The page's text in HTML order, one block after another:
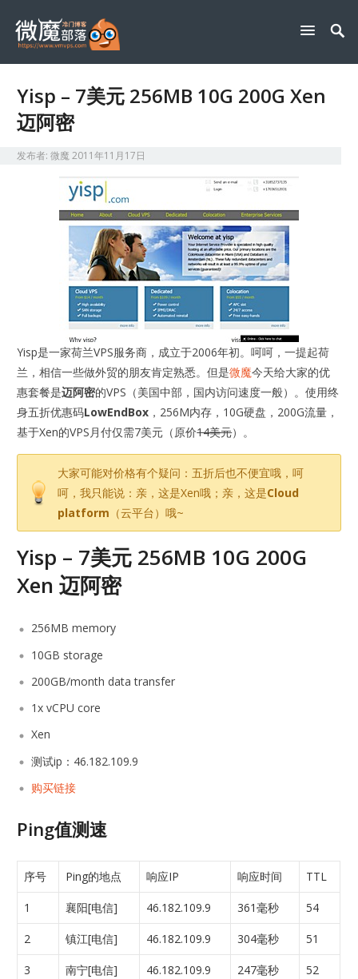
Yisp – 7美元 256MB 10G 200G Xen
迈阿密
发布者:微魔2011年11月17日
Yisp是一家荷兰VPS服务商，成立于2006年初。呵呵，一提起荷
兰，相信一些做外贸的朋友肯定熟悉。但是微魔今天给大家的优
惠套餐是迈阿密的VPS（美国中部，国内访问速度一般）。使用终
身五折优惠码LowEndBox ，256M内存，10G硬盘，200G流量，
基于Xen的VPS月付仅需7美元（原价14美元）。
大家可能对价格有个疑问：五折后也不便宜哦，呵
呵，我只能说：亲，这是Xen哦；亲，这是Cloud
platform （云平台）哦~
Yisp – 7美元 256MB 10G 200G
Xen 迈阿密
256MB memory
10GB storage
200GB/month data transfer
1x vCPU core
Xen
测试ip：46.182.109.9
购买链接
Ping值测速
序号 Ping的地点 响应IP 响应时间 TTL
1 襄阳[电信] 46.182.109.9 361毫秒 54
2 镇江[电信] 46.182.109.9 304毫秒 51
3 南宁[电信] 46.182.109.9 247毫秒 52